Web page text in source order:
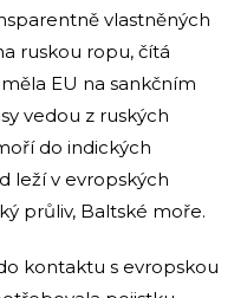
vlastněných
ruskou ropu, čítá
EU na sankčním
vedou z ruských
do indických
leží v evropských
průliv, Baltské moře.
kontaktu s evropskou